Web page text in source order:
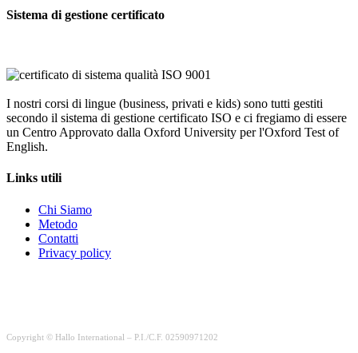
Sistema di gestione certificato
I nostri corsi di lingue (business, privati e kids) sono tutti gestiti
secondo il sistema di gestione certificato ISO e ci fregiamo di essere
un Centro Approvato dalla Oxford University per l'Oxford Test of
English.
Links utili
Chi Siamo
Metodo
Contatti
Privacy policy
Copyright © Hallo International – P.I./C.F. 02590971202